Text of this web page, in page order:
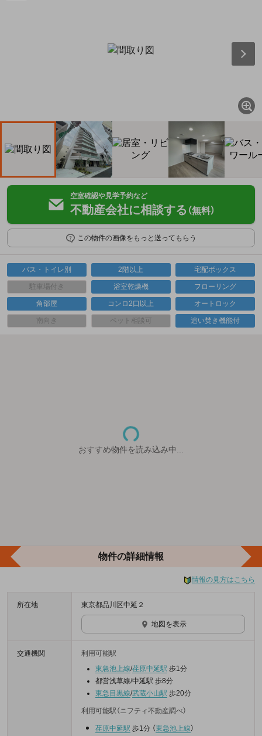
空室確認や見学予約など
不動産会社に相談する （無料）
この物件の画像をもっと送ってもらう
バス・トイレ別 2階以上 宅配ボックス
駐車場付き 浴室乾燥機 フローリング
角部屋 コンロ2口以上 オートロック
南向き ペット相談可 追い焚き機能付
おすすめ物件を読み込み中...
物件の詳細情報
情報の見方はこちら
所在地 東京都品川区中延２
地図を表示
交通機関
利用可能駅
東急池上線/荏原中延駅 歩1分
都営浅草線/中延駅 歩8分
東急目黒線/武蔵小山駅 歩20分
利用可能駅（ニフティ不動産調べ）
荏原中延駅 歩1分 （東急池上線）